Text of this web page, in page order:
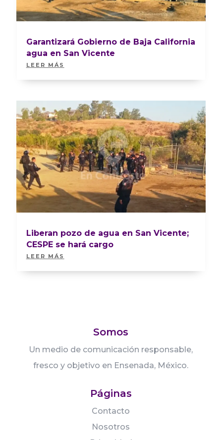
Garantizará Gobierno de Baja California
agua en San Vicente
LEER MÁS
Liberan pozo de agua en San Vicente;
CESPE se hará cargo
LEER MÁS
Somos
Un medio de comunicación responsable,
fresco y objetivo en Ensenada, México.
Páginas
Contacto
Nosotros